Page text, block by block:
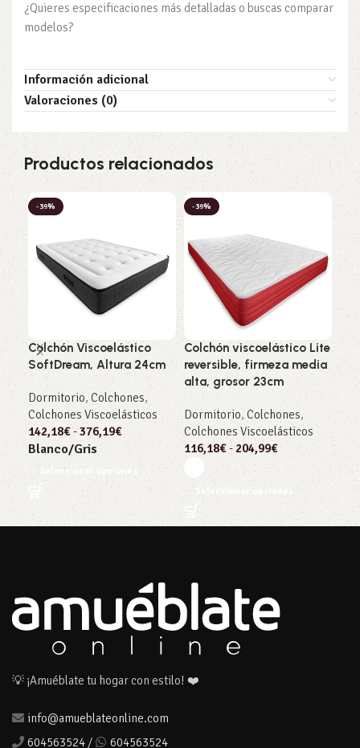
¿Quieres especificaciones más detalladas o buscas comparar
modelos?
Información adicional
Valoraciones (0)
Productos relacionados
-39%
Colchón Viscoelástico
SoftDream, Altura 24cm
Dormitorio,Colchones,
Colchones Viscoelásticos
142,18€-376,19€
Blanco/Gris
Seleccionar opciones
-39%
Colchón viscoelástico Lite
reversible, firmeza media
alta, grosor 23cm
Dormitorio,Colchones,
Colchones Viscoelásticos
116,18€- 204,99€
Seleccionar opciones
-
💡 ¡Amuéblate tu hogar con estilo! ❤️
info@amueblateonline.com
604563524 /
604563524